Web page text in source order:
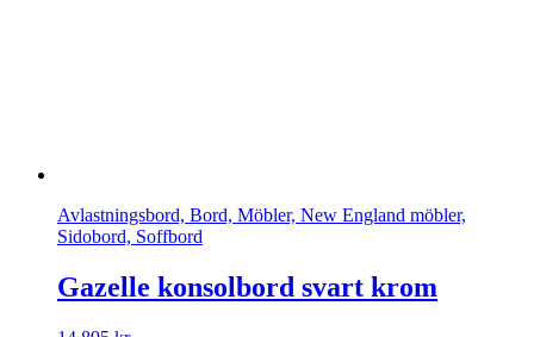
Avlastningsbord, Bord, Möbler, New England möbler,
Sidobord, Soffbord
Gazelle konsolbord svart krom